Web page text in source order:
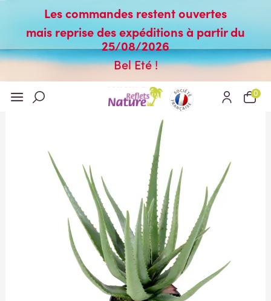
Les commandes restent ouvertes
mais reprise des expéditions à partir du
25/08/2026
Bel Eté !
0